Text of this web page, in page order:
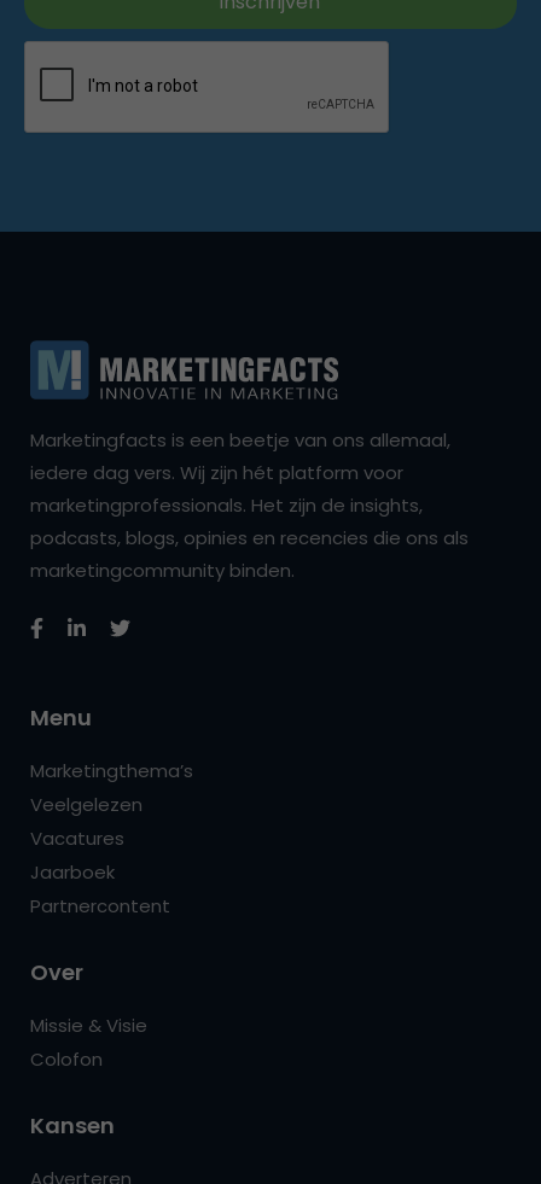
Marketingfacts is een beetje van ons allemaal,
iedere dag vers. Wij zijn hét platform voor
marketingprofessionals. Het zijn de insights,
podcasts, blogs, opinies en recencies die ons als
marketingcommunity binden.
Menu
Marketingthema’s
Veelgelezen
Vacatures
Jaarboek
Partnercontent
Over
Missie & Visie
Colofon
Kansen
Adverteren